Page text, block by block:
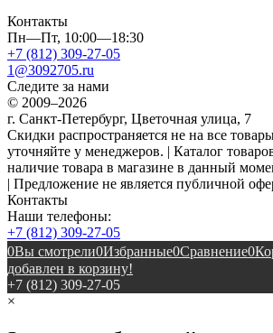
Контакты
Пн—Пт, 10:00—18:30
+7 (812) 309-27-05
1@3092705.ru
Следите за нами
© 2009–2026
г. Санкт-Петербург, Цветочная улица, 7
Скидки распространяется не на все
уточняйте у менеджеров. | Каталог
наличие товара в магазине в данный
| Предложение не является публичной
Контакты
Наши телефоны:
+7 (812) 309-27-05
0Вы смотрели0Избранные0Сравнение0
добавлен в корзину!
+7 (812) 309-27-05
×